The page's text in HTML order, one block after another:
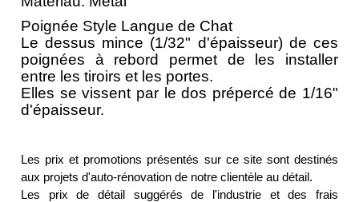
Poignée Style Langue de Chat
Le dessus mince (1/32" d'épaisseur) de ces
poignées à rebord permet de les installer
entre les tiroirs et les portes.
Elles se vissent par le dos prépercé de 1/16"
d'épaisseur.
Les prix et promotions présentés sur ce site sont destinés
aux projets d'auto-rénovation de notre clientèle au détail.
Les prix de détail suggérés de l'industrie et des frais